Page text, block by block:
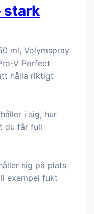
stark
ml, Volymspray
V Perfect
hålla riktigt
i sig, hur
du får full
sig på plats
exempel fukt